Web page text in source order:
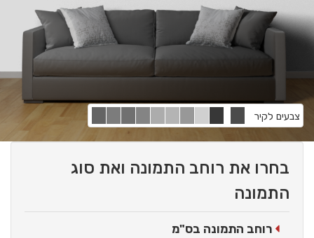
צבעים לקיר
בחרו את רוחב התמונה ואת סוג
התמונה
רוחב התמונה בס"מ